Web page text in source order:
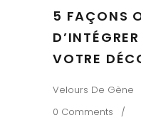
5 FAÇONS
VOTRE
Velours De Gène
0 Comments